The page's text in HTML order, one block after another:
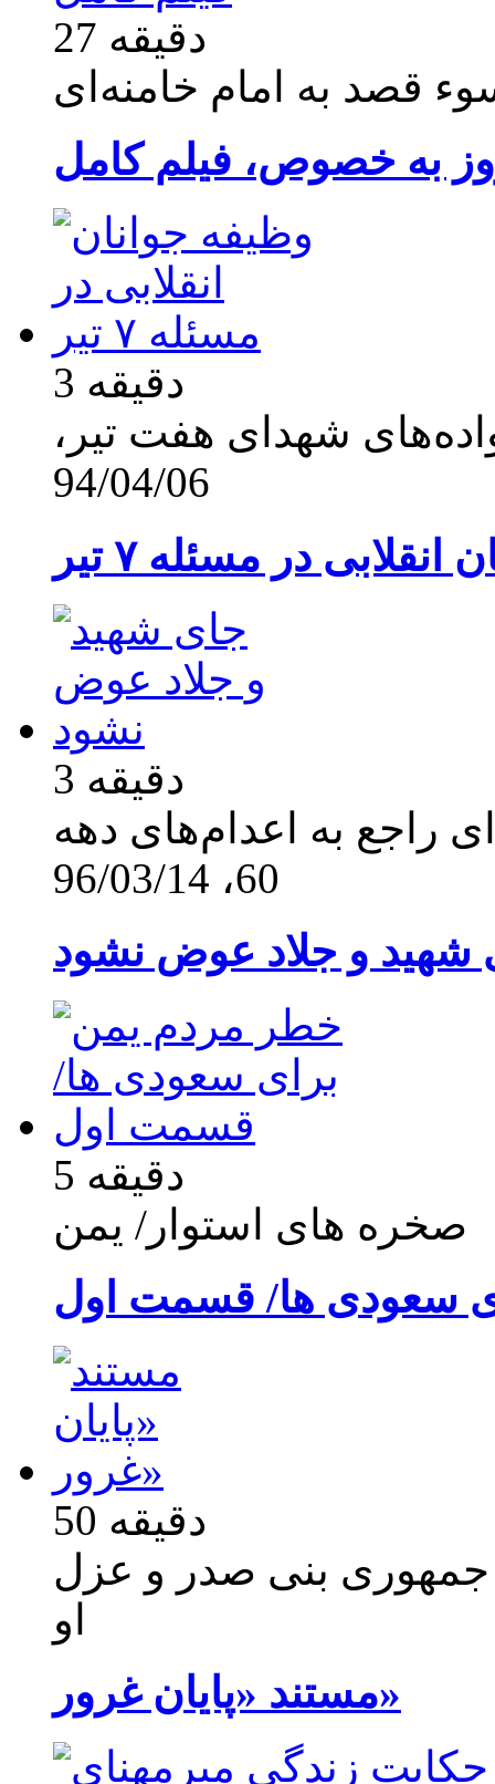
27 دقیقه
قصد به امام خامنه‌ای
به خصوص، فیلم کامل
3 دقیقه
شهدای هفت تیر،
94/04/06
در مسئله ۷ تیر
3 دقیقه
راجع به اعدام‌های دهه
60، 96/03/14
شهید و جلاد عوض نشود
5 دقیقه
صخره های استوار/ یمن
سعودی ها/ قسمت اول
50 دقیقه
جمهوری بنی صدر و عزل
او
مستند «پایان غرور»